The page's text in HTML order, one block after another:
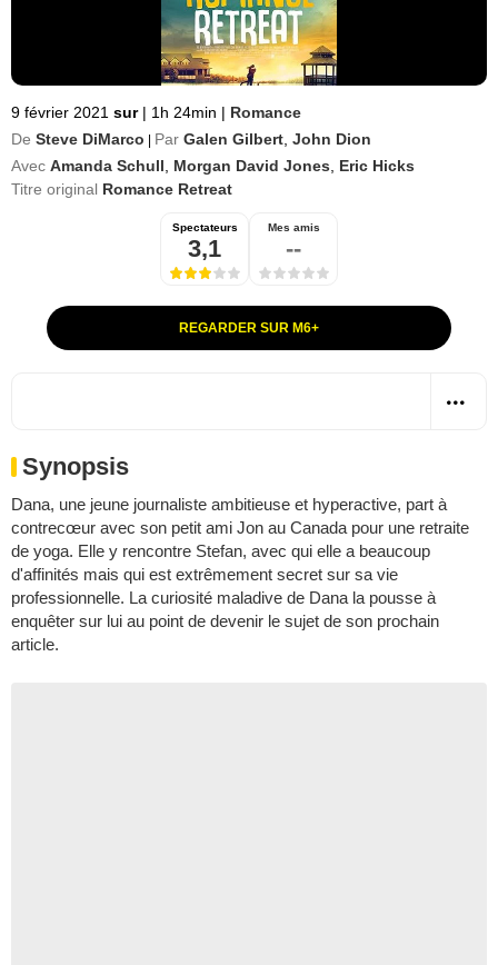
9 février 2021 sur | 1h 24min | Romance
De Steve DiMarco Par Galen Gilbert John Dion
Avec Amanda Schull Morgan David Jones
Eric Hicks
Titre original Romance Retreat
Spectateurs
3,1
Mes amis
--
REGARDER SUR M6+
Synopsis
Dana, une jeune journaliste ambitieuse et hyperactive, part à
contrecœur avec son petit ami Jon au Canada pour une retraite
de yoga. Elle y rencontre Stefan, avec qui elle a beaucoup
d'affinités mais qui est extrêmement secret sur sa vie
professionnelle. La curiosité maladive de Dana la pousse à
enquêter sur lui au point de devenir le sujet de son prochain
article.